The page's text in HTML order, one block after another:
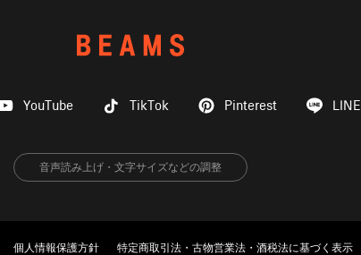
YouTube TikTok Pinterest LINE
音声読み上げ・文字サイズなどの調整
個人情報保護方針 特定商取引法・古物営業法・酒税法に基づく表示